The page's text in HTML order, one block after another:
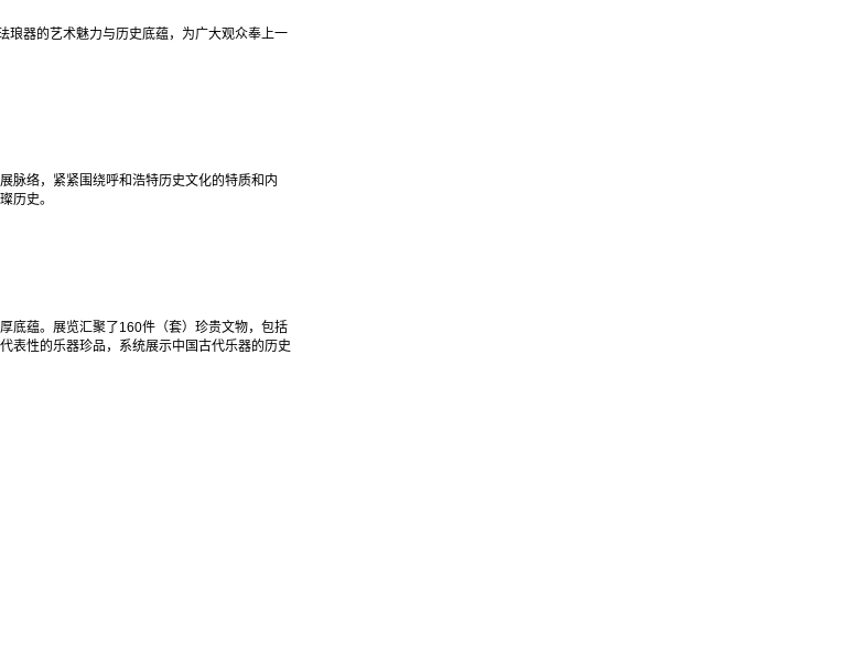
琅器的艺术魅力与历史底蕴，为广大观众奉上一
脉络，紧紧围绕呼和浩特历史文化的特质和内
历史。
底蕴。展览汇聚了160件（套）珍贵文物，包括
表性的乐器珍品，系统展示中国古代乐器的历史